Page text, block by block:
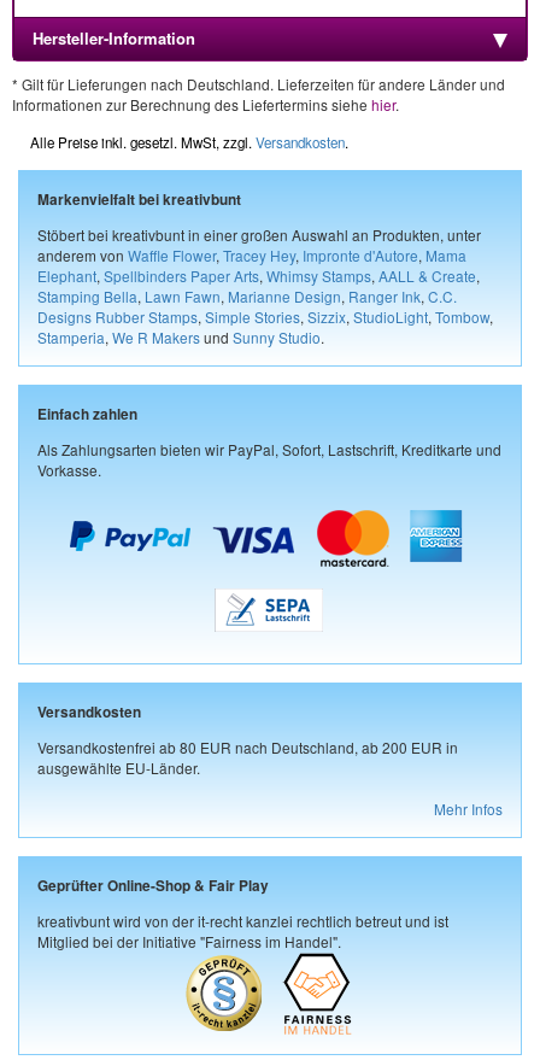
Hersteller-Information
* Gilt für Lieferungen nach Deutschland. Lieferzeiten für andere Länder und
Informationen zur Berechnung des Liefertermins siehe hier.
Alle Preise inkl. gesetzl. MwSt, zzgl. Versandkosten.
Markenvielfalt bei kreativbunt
Stöbert bei kreativbunt in einer großen Auswahl an Produkten, unter
anderem von Waffle Flower, Tracey Hey, Impronte d'Autore, Mama
Elephant, Spellbinders Paper Arts, Whimsy Stamps, AALL & Create,
Stamping Bella, Lawn Fawn, Marianne Design, Ranger Ink, C.C.
Designs Rubber Stamps, Simple Stories, Sizzix, StudioLight, Tombow,
Stamperia, We R Makersund Sunny Studio.
Einfach zahlen
Als Zahlungsarten bieten wir PayPal, Sofort, Lastschrift, Kreditkarte und
Vorkasse.
Versandkosten
Versandkostenfrei ab 80 EUR nach Deutschland, ab 200 EUR in
ausgewählte EU-Länder.
Mehr Infos
Geprüfter Online-Shop & Fair Play
kreativbunt wird von der it-recht kanzlei rechtlich betreut und ist
Mitglied bei der Initiative "Fairness im Handel".